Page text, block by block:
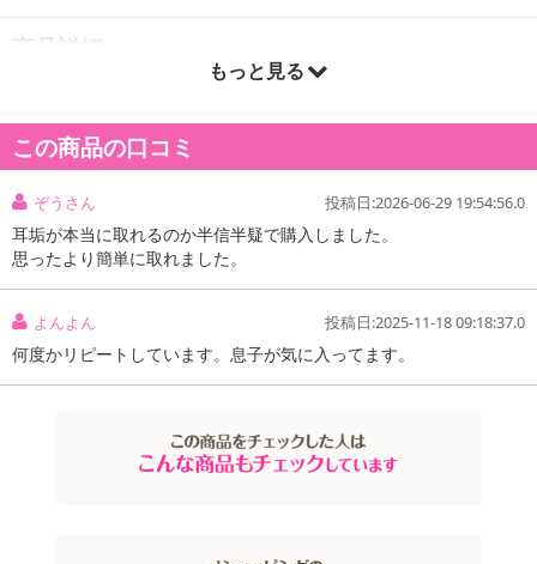
商品詳細
もっと見る
この商品の口コミ
ぞうさん 投稿日:2026-06-29 19:54:56.0
耳垢が本当に取れるのか半信半疑で購入しました。
思ったより簡単に取れました。
よんよん 投稿日:2025-11-18 09:18:37.0
何度かリピートしています。息子が気に入ってます。